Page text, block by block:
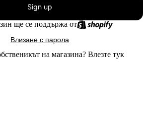
Sign up
ще се поддържа от
Влизане с парола
на магазина? Влезте тук